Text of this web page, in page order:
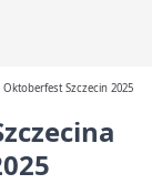
Szczecin 2025